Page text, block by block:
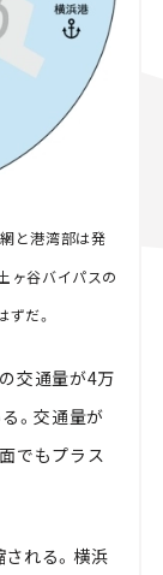
と港湾部は発
ヶ谷バイパスの
だ。
交通量が4万
。交通量が
でもプラス
れる。横浜